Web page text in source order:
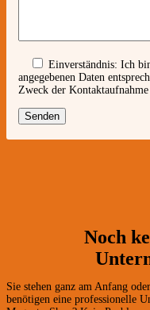
Einverständnis: Ich
angegebenen Daten
Zweck der Kontaktaufnahme
Noch
Sie stehen ganz am Anfang
benötigen eine professionelle